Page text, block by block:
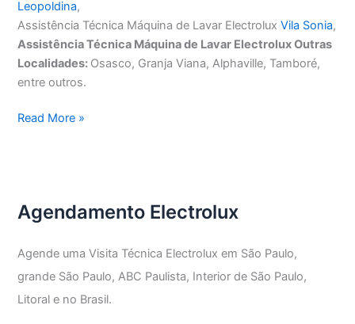
Leopoldina,
Assistência Técnica Máquina de Lavar ElectroluxVila Sonia,
Assistência Técnica Máquina de Lavar Electrolux Outras
Localidades: Osasco, Granja Viana, Alphaville, Tamboré,
entre outros.
Assistência
Electrolux
Read More »
Agendamento Electrolux
Agende uma Visita Técnica Electrolux em São Paulo,
grande São Paulo, ABC Paulista, Interior de São Paulo,
Litoral e no Brasil.